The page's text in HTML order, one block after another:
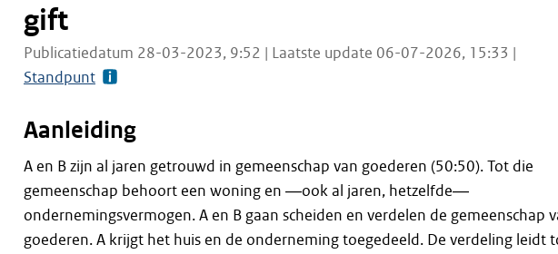
gift
Publicatiedatum 28-03-2023, 9:52 | Laatste update 06-07-2026, 15:33 |
Standpunt
Aanleiding
A en B zijn al jaren getrouwd in gemeenschap van goederen (50:50). Tot die
gemeenschap behoort een woning en ―ook al jaren, hetzelfde―
ondernemingsvermogen. A en B gaan scheiden en verdelen de gemeenschap
goederen. A krijgt het huis en de onderneming toegedeeld. De verdeling leidt